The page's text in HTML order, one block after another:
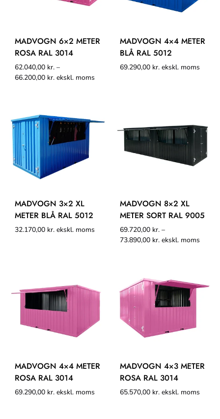
MADVOGN 6×2 METER
ROSA RAL 3014
62.040,00 kr. –
66.200,00 kr. ekskl. moms
MADVOGN 4×4 METER
BLÅ RAL 5012
69.290,00 kr. ekskl. moms
MADVOGN 3×2 XL
METER BLÅ RAL 5012
32.170,00 kr. ekskl. moms
MADVOGN 8×2 XL
METER SORT RAL 9005
69.720,00 kr. –
73.890,00 kr. ekskl. moms
MADVOGN 4×4 METER
ROSA RAL 3014
69.290,00 kr. ekskl. moms
MADVOGN 4×3 METER
ROSA RAL 3014
65.570,00 kr. ekskl. moms